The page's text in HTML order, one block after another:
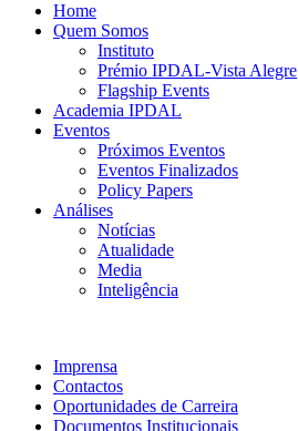
Home
Quem Somos
Instituto
Prémio IPDAL-Vista Alegre
Flagship Events
Academia IPDAL
Eventos
Próximos Eventos
Eventos Finalizados
Policy Papers
Análises
Notícias
Atualidade
Media
Inteligência
Imprensa
Contactos
Oportunidades de Carreira
Documentos Institucionais